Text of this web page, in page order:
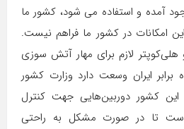
آمده و استفاده می شود، کشور ما
این امکانات در کشور ما فراهم نیست.
هلی‌کوپتر لازم برای مهار آتش سوزی
برابر ایران وسعت دارد وزارت کشور
کشور دوربین‌هایی جهت کنترل
تا در صورت مشکل به راحتی